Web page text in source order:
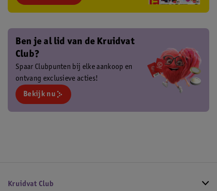
Ben je al lid van de Kruidvat
Club?
Spaar Clubpunten bij elke aankoop en
ontvang exclusieve acties!
Bekijk nu
Kruidvat Club